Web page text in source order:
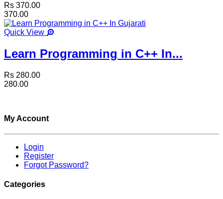
Rs 370.00
370.00
Quick View
Learn Programming in C++ In...
Rs 280.00
280.00
My Account
Login
Register
Forgot Password?
Categories